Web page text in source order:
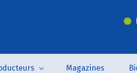
Magazines